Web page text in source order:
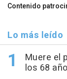
Contenido
Lo más leído
Muere el
los 68